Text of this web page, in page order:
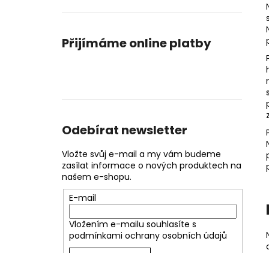
Přijímáme online platby
Odebírat newsletter
Vložte svůj e-mail a my vám budeme
zasílat informace o nových produktech na
našem e-shopu.
E-mail
Vložením e-mailu souhlasíte s
podmínkami ochrany osobních údajů